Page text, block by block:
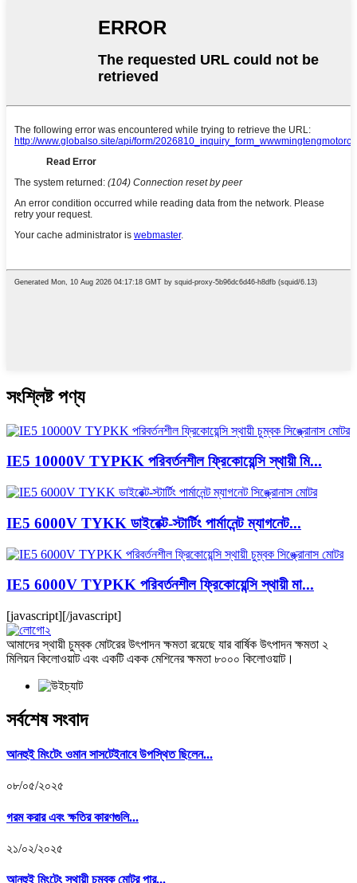
সংশ্লিষ্ট পণ্য
IE5 10000V TYPKK পরিবর্তনশীল ফ্রিকোয়েন্সি স্থায়ী মি...
IE5 6000V TYKK ডাইরেক্ট-স্টার্টিং পার্মানেন্ট ম্যাগনেট...
IE5 6000V TYPKK পরিবর্তনশীল ফ্রিকোয়েন্সি স্থায়ী মা...
[javascript][/javascript]
আমাদের স্থায়ী চুম্বক মোটরের উৎপাদন ক্ষমতা রয়েছে যার বার্ষিক উৎপাদন ক্ষমতা ২
মিলিয়ন কিলোওয়াট এবং একটি একক মেশিনের ক্ষমতা ৮০০০ কিলোওয়াট।
সর্বশেষ সংবাদ
আনহুই মিংটেং ওমান সাসটেইনাবে উপস্থিত ছিলেন...
০৮/০৫/২০২৫
গরম করার এবং ক্ষতির কারণগুলি...
২১/০২/২০২৫
আনহুই মিংটেং স্থায়ী চুম্বক মোটর পার...